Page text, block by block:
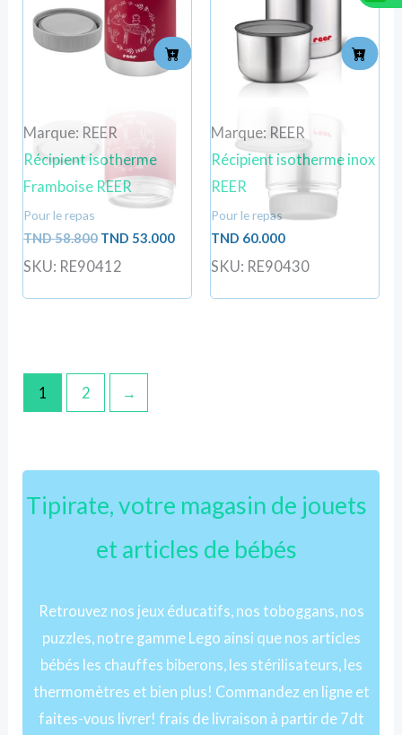
Marque: REER
Récipient isotherme
Framboise REER
Pour le repas
TND58.800
TND
58.800.
TND 53.000
SKU: RE90412
Marque: REER
Récipient isotherme inox
REER
Pour le repas
TND 60.000
SKU: RE90430
1 2 →
Tipirate, votre magasin de jouets
et articles de bébés
Retrouvez nos jeux éducatifs, nos toboggans, nos
puzzles, notre gamme Lego ainsi que nos articles
bébés les chauffes biberons, les stérilisateurs, les
thermomètres et bien plus! Commandez en ligne et
faites-vous livrer! frais de livraison à partir de 7dt